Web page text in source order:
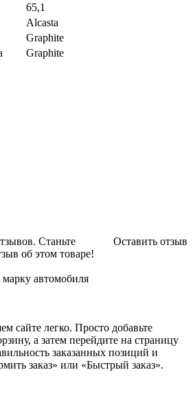
65,1
Alcasta
Graphite
Graphite
Оставить отзыв
Станьте
об этом товаре!
автомобиля
сайте легко. Просто добавьте
а затем перейдите на страницу
заказанных позиций и
заказ» или «Быстрый заказ».